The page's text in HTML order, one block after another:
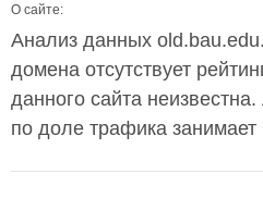
О сайте:
Анализ данных
домена отсутствует
данного сайта
по доле трафика